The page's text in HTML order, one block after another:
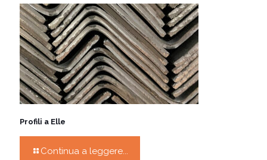
Profili a Elle
Continua a leggere...